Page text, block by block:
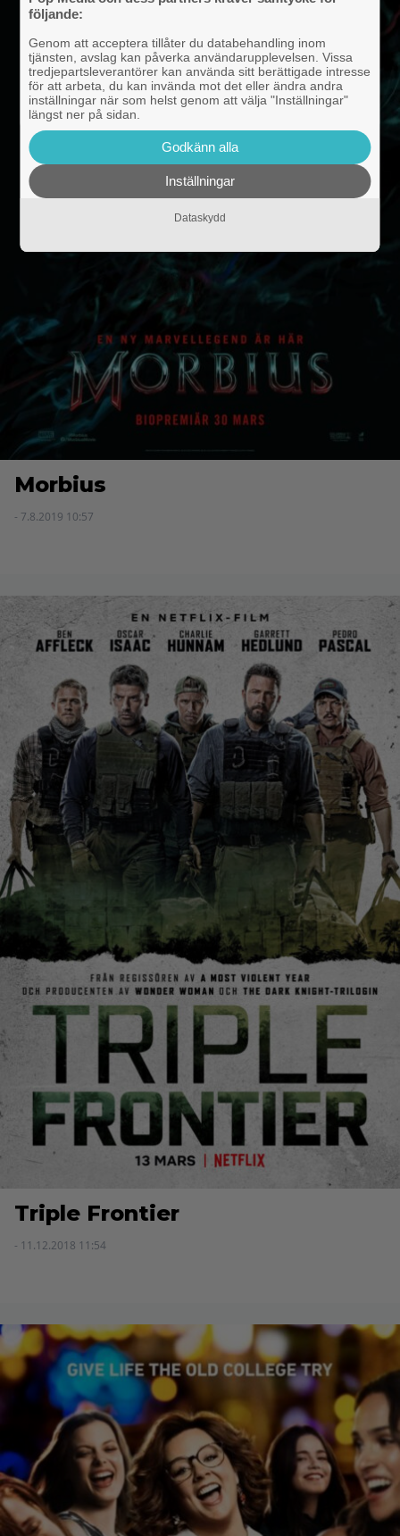
Morbius
- 7.8.2019 10:57
Triple Frontier
- 11.12.2018 11:54
följande:
Genom att acceptera tillåter du databehandling inom
tjänsten, avslag kan påverka användarupplevelsen. Vissa
tredjepartsleverantörer kan använda sitt berättigade intresse
för att arbeta, du kan invända mot det eller ändra andra
inställningar när som helst genom att välja "Inställningar"
längst ner på sidan.
Godkänn alla
Inställningar
Dataskydd